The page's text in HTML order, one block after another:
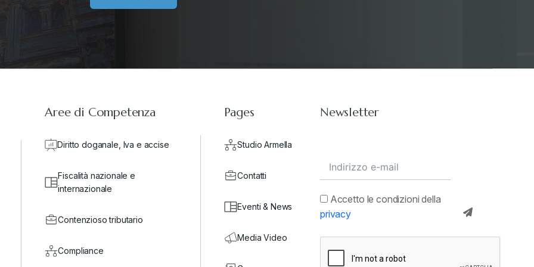
Aree di Competenza
Diritto doganale, Iva e accise
Fiscalità nazionale e
internazionale
Contenzioso tributario
Compliance
Pages
Studio Armella
Contatti
Eventi & News
Media Video
Newsletter
Accetto le condizioni della
privacy